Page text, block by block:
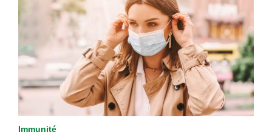
Immunité